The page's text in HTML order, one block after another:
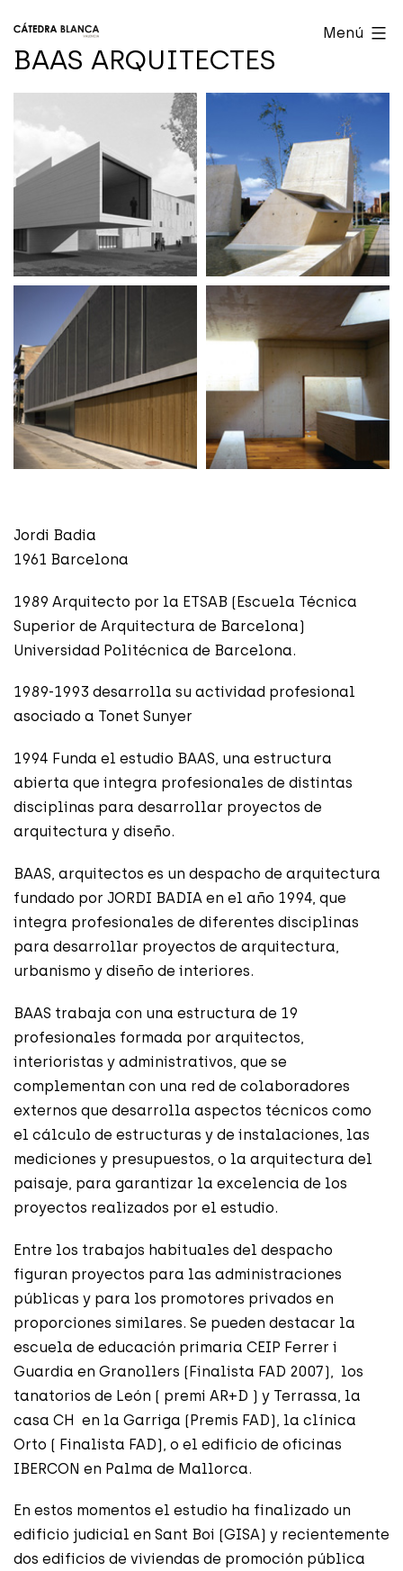
al
contenido
Cátedra
Blanca
Menú
BAAS ARQUITECTES
Jordi Badia
1961 Barcelona
1989 Arquitecto por la ETSAB (Escuela Técnica
Superior de Arquitectura de Barcelona)
Universidad Politécnica de Barcelona.
1989-1993 desarrolla su actividad profesional
asociado a Tonet Sunyer
1994 Funda el estudio BAAS, una estructura
abierta que integra profesionales de distintas
disciplinas para desarrollar proyectos de
arquitectura y diseño.
BAAS, arquitectos es un despacho de arquitectura
fundado por JORDI BADIA en el año 1994, que
integra profesionales de diferentes disciplinas
para desarrollar proyectos de arquitectura,
urbanismo y diseño de interiores.
BAAS trabaja con una estructura de 19
profesionales formada por arquitectos,
interioristas y administrativos, que se
complementan con una red de colaboradores
externos que desarrolla aspectos técnicos como
el cálculo de estructuras y de instalaciones, las
mediciones y presupuestos, o la arquitectura del
paisaje, para garantizar la excelencia de los
proyectos realizados por el estudio.
Entre los trabajos habituales del despacho
figuran proyectos para las administraciones
públicas y para los promotores privados en
proporciones similares. Se pueden destacar la
escuela de educación primaria CEIP Ferrer i
Guardia en Granollers (Finalista FAD 2007), los
tanatorios de León ( premi AR+D ) y Terrassa, la
casa CH en la Garriga (Premis FAD), la clínica
Orto ( Finalista FAD), o el edificio de oficinas
IBERCON en Palma de Mallorca.
En estos momentos el estudio ha finalizado un
edificio judicial en Sant Boi (GISA) y recientemente
dos edificios de viviendas de promoción pública